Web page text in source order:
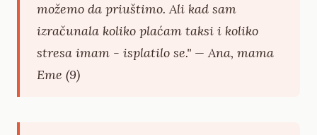
možemo da priuštimo. Ali kad sam
izračunala koliko plaćam taksi i koliko
stresa imam - isplatilo se." — Ana, mama
Eme (9)